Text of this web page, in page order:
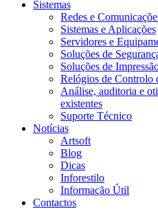
Sistemas
Redes e
Sistemas e Aplicações
Servidores e
Soluções de
Soluções de
Relógios de Controlo
Análise, auditoria e
existentes
Suporte Técnico
Notícias
Artsoft
Blog
Dicas
Inforestilo
Informação Útil
Contactos